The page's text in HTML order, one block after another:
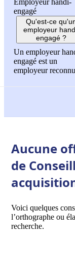
Employeur handi-
engagé
Qu'est-ce
employeur
engagé ?
Un employeur
engagé est un
employeur reconnu
Aucune
de
Voici quelques
l’orthographe ou
recherche.